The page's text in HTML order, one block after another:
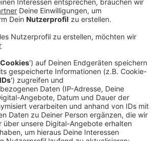
Bauzeit öffnet heute um 8 Uhr
in Siegen das Gartencenter
Es ist die fünfte Niederlassung
aus Lennestadt, das vor
wurde. In das neue
nach Unternehmensangaben eine
investiert.
Alexander Kremer spricht von einem
Natur-Gartencenter, einem
der Mitte und einem Garten-Café.